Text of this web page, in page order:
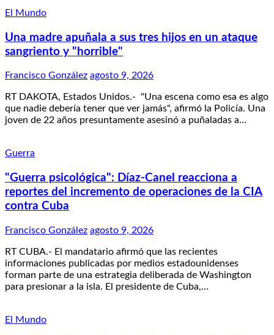
El Mundo
Una madre apuñala a sus tres hijos en un ataque
sangriento y "horrible"
Francisco González agosto 9, 2026
RT DAKOTA, Estados Unidos.- "Una escena como esa es algo
que nadie debería tener que ver jamás", afirmó la Policía. Una
joven de 22 años presuntamente asesinó a puñaladas a…
Guerra
"Guerra psicológica": Díaz-Canel reacciona a
reportes del incremento de operaciones de la CIA
contra Cuba
Francisco González agosto 9, 2026
RT CUBA.- El mandatario afirmó que las recientes
informaciones publicadas por medios estadounidenses
forman parte de una estrategia deliberada de Washington
para presionar a la isla. El presidente de Cuba,…
El Mundo